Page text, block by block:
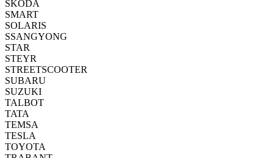
SKODA
SMART
SOLARIS
SSANGYONG
STAR
STEYR
STREETSCOOTER
SUBARU
SUZUKI
TALBOT
TATA
TEMSA
TESLA
TOYOTA